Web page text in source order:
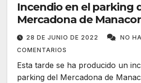
Incendio en el parking
Mercadona de Manacor
28 DE JUNIO DE 2022
NO
COMENTARIOS
Esta tarde se ha producido un
parking del Mercadona de